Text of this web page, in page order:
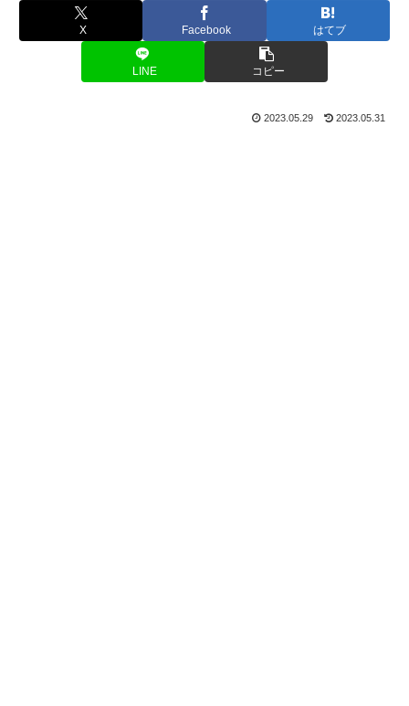
X Facebook はてブ
LINE コピー
2023.05.29 2023.05.31